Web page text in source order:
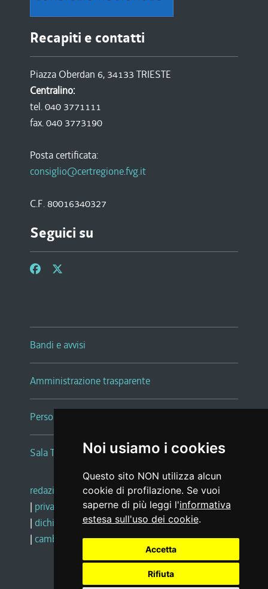
Noi usiamo i cookies
Questo sito NON utilizza alcun
cookie di profilazione. Se vuoi
saperne di più leggi l'informativa
estesa sull'uso dei cookie.
Accetta
Rifiuta
Recapiti e contatti
Piazza Oberdan 6, 34133 TRIESTE
Centralino:
tel. 040 3771111
fax. 040 3773190
Posta certificata:
consiglio@certregione.fvg.it
C.F. 80016340327
Seguici su
Bandi e avvisi
Amministrazione trasparente
Persone e Uffici
Sala Tiziano Tessitori
redazione web |note legali |glossario
| privacy
social media policy
| dichiarazione di accessibilità |feedback
| cambio preferenze cookie
Realizzato da